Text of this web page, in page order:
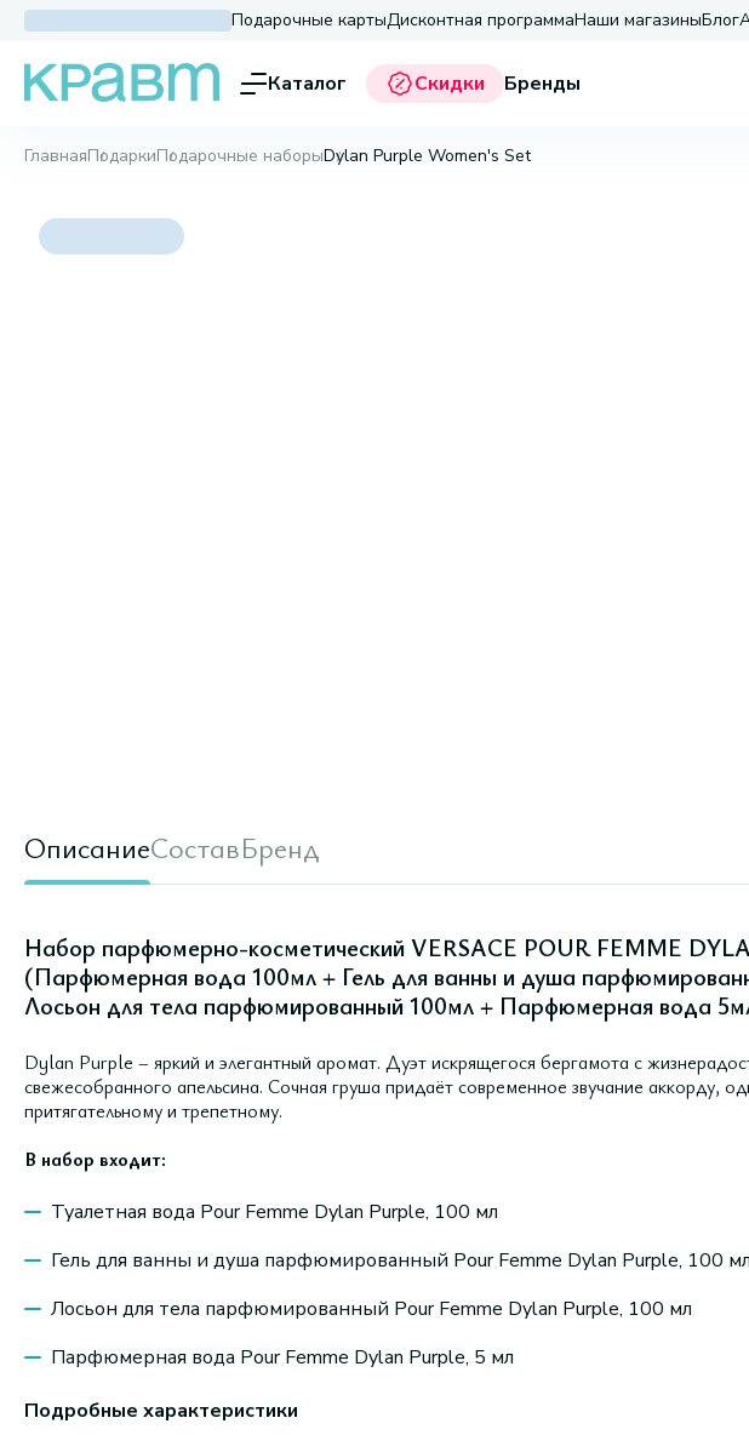
Подарочные картыДисконтная программаНаши магазиныБлог
Каталог Скидки Бренды
ГлавнаяПодаркиПодарочные наборыDylan Purple Women's Set
ОписаниеСоставБренд
Набор парфюмерно-косметический VERSACE POUR FEMME
(Парфюмерная вода 100мл + Гель для ванны и душа
Лосьон для тела парфюмированный 100мл + Парфюмерная вода
Dylan Purple – яркий и элегантный аромат. Дуэт искрящегося бергамота с
свежесобранного апельсина. Сочная груша придаёт современное звучание аккорду,
притягательному и трепетному.
В набор входит:
Туалетная вода Pour Femme Dylan Purple, 100 мл
Гель для ванны и душа парфюмированный Pour Femme Dylan Purple, 100 мл
Лосьон для тела парфюмированный Pour Femme Dylan Purple, 100 мл
Парфюмерная вода Pour Femme Dylan Purple, 5 мл
Подробные характеристики